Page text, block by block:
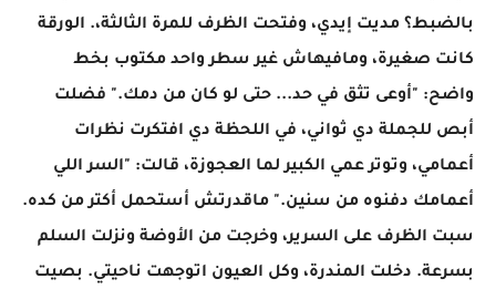
بالضبط؟ مديت إيدي، وفتحت الظرف للمرة الثالثة،. الورقة
كانت صغيرة، ومافيهاش غير سطر واحد مكتوب بخط
واضح: "أوعى تثق في حد... حتى لو كان من دمك." فضلت
أبص للجملة دي ثواني، في اللحظة دي افتكرت نظرات
أعمامي، وتوتر عمي الكبير لما العجوزة، قالت: "السر اللي
أعمامك دفنوه من سنين." ماقدرتش أستحمل أكتر من كده.
سبت الظرف على السرير، وخرجت من الأوضة ونزلت السلم
بسرعة. دخلت المندرة، وكل العيون اتوجهت ناحيتي. بصيت